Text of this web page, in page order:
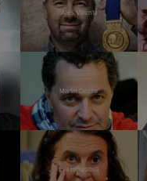
Aleš Valenta
Martin Dejdar
Eva Holubová